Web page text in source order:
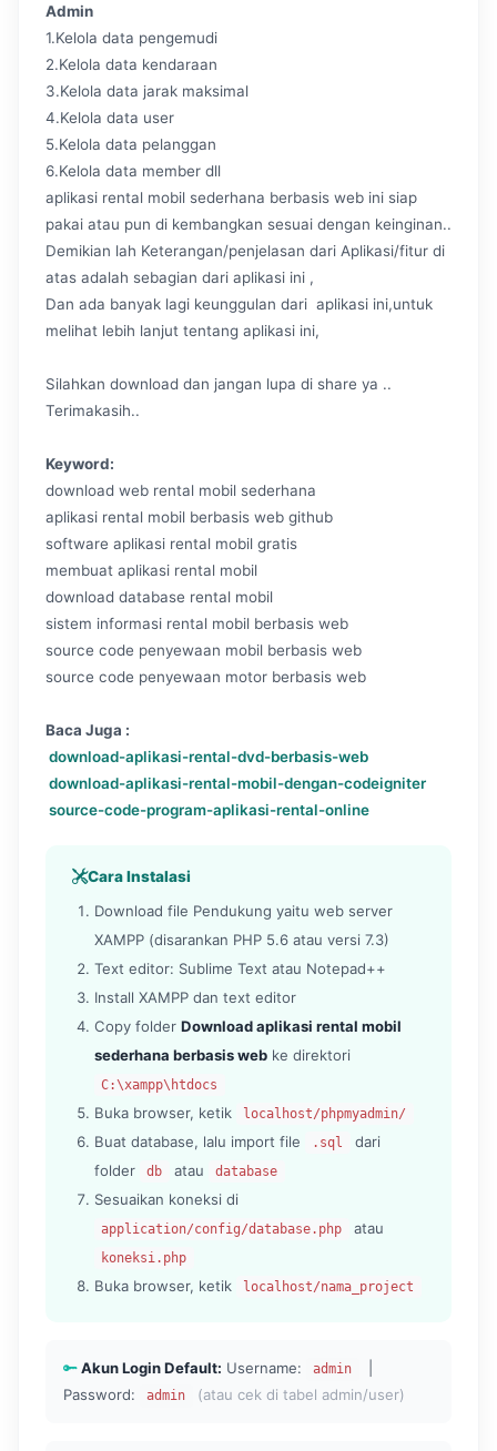
Admin
1.Kelola data pengemudi
2.Kelola data kendaraan
3.Kelola data jarak maksimal
4.Kelola data user
5.Kelola data pelanggan
6.Kelola data member dll
aplikasi rental mobil sederhana berbasis web ini siap
pakai atau pun di kembangkan sesuai dengan keinginan..
Demikian lah Keterangan/penjelasan dari Aplikasi/fitur di
atas adalah sebagian dari aplikasi ini ,
Dan ada banyak lagi keunggulan dari aplikasi ini,untuk
melihat lebih lanjut tentang aplikasi ini,
Silahkan download dan jangan lupa di share ya ..
Terimakasih..
Keyword:
download web rental mobil sederhana
aplikasi rental mobil berbasis web github
software aplikasi rental mobil gratis
membuat aplikasi rental mobil
download database rental mobil
sistem informasi rental mobil berbasis web
source code penyewaan mobil berbasis web
source code penyewaan motor berbasis web
Baca Juga :
download-aplikasi-rental-dvd-berbasis-web
download-aplikasi-rental-mobil-dengan-codeigniter
source-code-program-aplikasi-rental-online
Cara Instalasi
Download file Pendukung yaitu web server
XAMPP (disarankan PHP 5.6 atau versi 7.3)
Text editor: Sublime Text atau Notepad++
Install XAMPP dan text editor
Copy folder Download aplikasi rental mobil
sederhana berbasis web ke direktori
C:\xampp\htdocs
Buka browser, ketik localhost/phpmyadmin/
Buat database, lalu import file .sql
dari
folder
db atau database
Sesuaikan koneksi di
application/config/database.php atau
koneksi.php
Buka browser, ketik localhost/nama_project
Akun Login Default: Username: admin
Password:
admin (atau cek di tabel admin/user)